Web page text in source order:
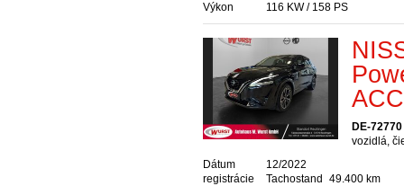
Výkon
116 KW / 158 PS
DE-
vozidlá,
Dátum
registrácie
12/2022
Tachostand
49.400 km